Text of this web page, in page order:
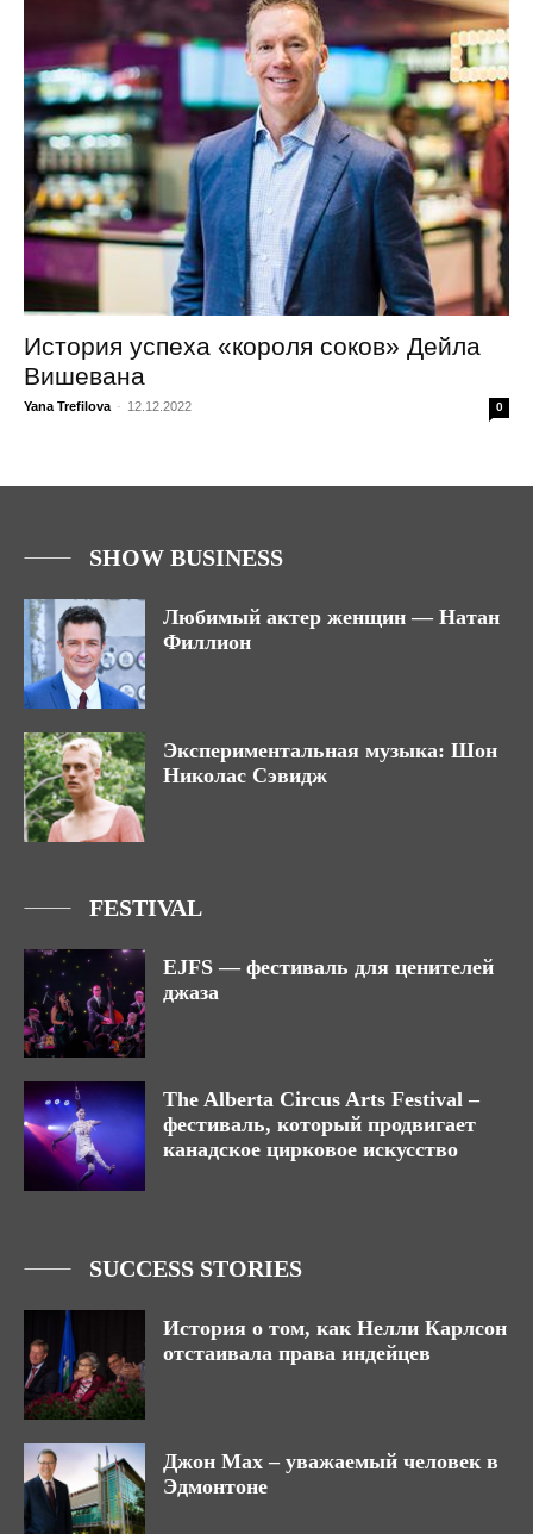
История успеха «короля соков» Дейла
Вишевана
Yana Trefilova - 12.12.2022 0
SHOW BUSINESS
Любимый актер женщин — Натан
Филлион
Экспериментальная музыка: Шон
Николас Сэвидж
FESTIVAL
EJFS — фестиваль для ценителей
джаза
The Alberta Circus Arts Festival –
фестиваль, который продвигает
канадское цирковое искусство
SUCCESS STORIES
История о том, как Нелли Карлсон
отстаивала права индейцев
Джон Мах – уважаемый человек в
Эдмонтоне